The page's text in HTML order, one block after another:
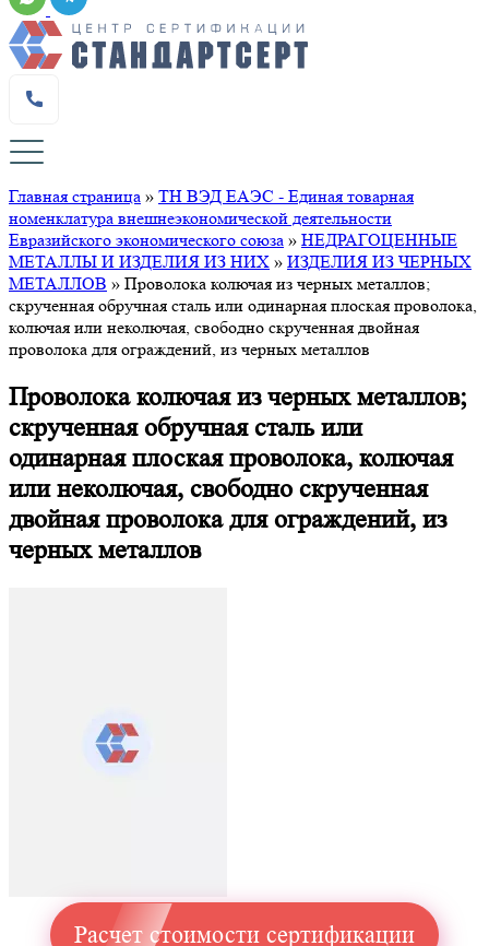
Главная страница » ТН ВЭД ЕАЭС - Единая товарная
номенклатура внешнеэкономической деятельности
Евразийского экономического союза » НЕДРАГОЦЕННЫЕ
МЕТАЛЛЫ И ИЗДЕЛИЯ ИЗ НИХ » ИЗДЕЛИЯ ИЗ ЧЕРНЫХ
МЕТАЛЛОВ » Проволока колючая из черных металлов;
скрученная обручная сталь или одинарная плоская проволока,
колючая или неколючая, свободно скрученная двойная
проволока для ограждений, из черных металлов
Проволока колючая из черных металлов;
скрученная обручная сталь или
одинарная плоская проволока, колючая
или неколючая, свободно скрученная
двойная проволока для ограждений, из
черных металлов
Расчет стоимости сертификации